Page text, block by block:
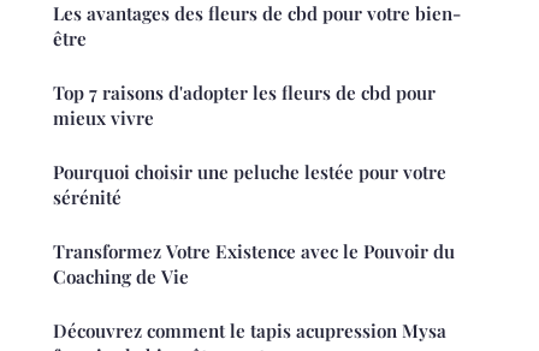
Les avantages des fleurs de cbd pour votre bien-
être
Top 7 raisons d'adopter les fleurs de cbd pour
mieux vivre
Pourquoi choisir une peluche lestée pour votre
sérénité
Transformez Votre Existence avec le Pouvoir du
Coaching de Vie
Découvrez comment le tapis acupression Mysa